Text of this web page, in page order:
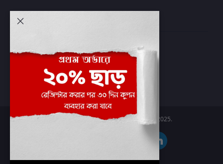
প্রবেশ করুন
অর্ডার ইতিহাস
আমার ইচ্ছাগুলি
অর্ডার ট্র্যাকিং
Boier Haat™ | © All rights reserved 2025.